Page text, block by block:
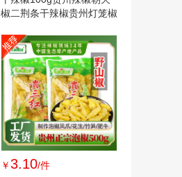
椒二荆条干辣椒贵州灯笼椒
￥3.10/件